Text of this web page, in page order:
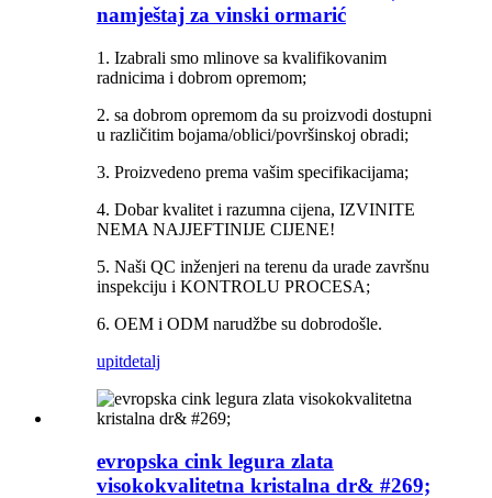
namještaj za vinski ormarić
1. Izabrali smo mlinove sa kvalifikovanim
radnicima i dobrom opremom;
2. sa dobrom opremom da su proizvodi dostupni
u različitim bojama/oblici/površinskoj obradi;
3. Proizvedeno prema vašim specifikacijama;
4. Dobar kvalitet i razumna cijena, IZVINITE
NEMA NAJJEFTINIJE CIJENE!
5. Naši QC inženjeri na terenu da urade završnu
inspekciju i KONTROLU PROCESA;
6. OEM i ODM narudžbe su dobrodošle.
upitdetalj
evropska cink legura zlata
visokokvalitetna kristalna dr& #269;